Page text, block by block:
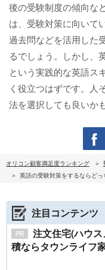
後の受験制度の傾向な
は、受験対策に向いて
過去問などを活用した
るでしょう。しかし、
という実践的な英語ス
く役立つはずです。人
法を選択しても良いか
オリコン顧客満足度ランキング
英語の受験対策をするならど
注目コンテンツ
注文住宅(ハウ
積ならタウンライフ